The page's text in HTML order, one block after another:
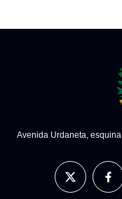
Avenida Urdaneta,